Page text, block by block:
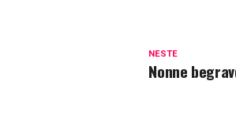
NESTE
Nonne